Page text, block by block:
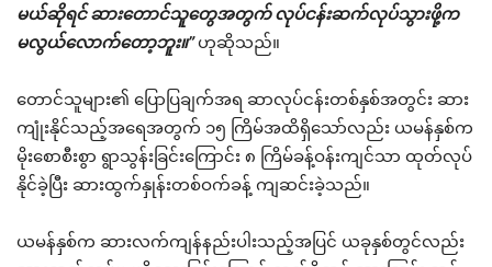
မယ်ဆိုရင် ဆားတောင်သူတွေအတွက် လုပ်ငန်းဆက်လုပ်သွားဖို့က
မလွယ်လောက်တော့ဘူး။”ဟုဆိုသည်။
တောင်သူများ၏ ပြောပြချက်အရ ဆာလုပ်ငန်းတစ်နှစ်အတွင်း ဆား
ကျုံးနိုင်သည့်အရေအတွက် ၁၅ ကြိမ်အထိရှိသော်လည်း ယမန်နှစ်က
မိုးစောစီးစွာ ရွာသွန်းခြင်းကြောင်း ၈ ကြိမ်ခန့်ဝန်းကျင်သာ ထုတ်လုပ်
နိုင်ခဲ့ပြီး ဆားထွက်နှုန်းတစ်ဝက်ခန့် ကျဆင်းခဲ့သည်။
ယမန်နှစ်က ဆားလက်ကျန်နည်းပါးသည့်အပြင် ယခုနှစ်တွင်လည်း